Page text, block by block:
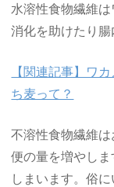
水溶性食物繊維
消化を助けたり腸
【関連記事】ワ
ち麦って？
不溶性食物繊維
便の量を増やし
しまいます。俗